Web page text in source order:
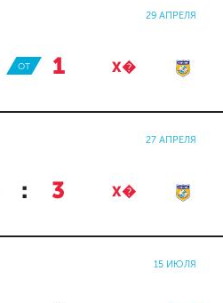
29 АПРЕЛЯ
: 1 Х�
ОТ
27 АПРЕЛЯ
: 3 Х�
15 ИЮЛЯ